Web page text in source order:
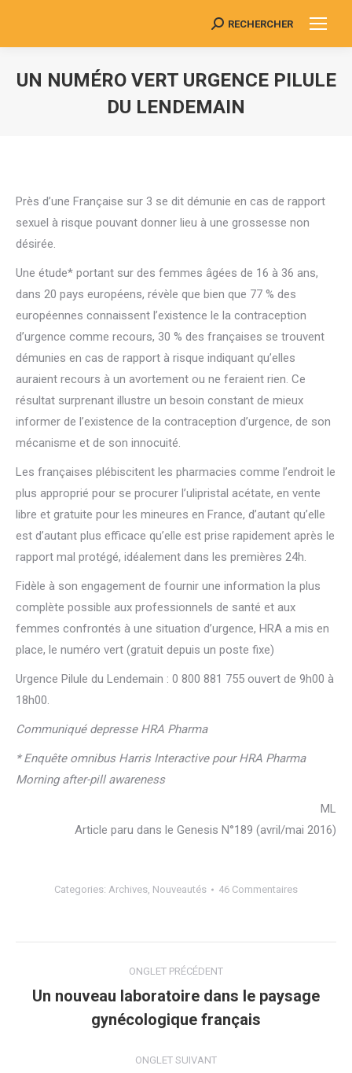
Search:
RECHERCHER
UN NUMÉRO VERT URGENCE PILULE
DU LENDEMAIN
Près d’une Française sur 3 se dit démunie en cas de rapport
sexuel à risque pouvant donner lieu à une grossesse non
désirée.
Une étude* portant sur des femmes âgées de 16 à 36 ans,
dans 20 pays européens, révèle que bien que 77 % des
européennes connaissent l’existence le la contraception
d’urgence comme recours, 30 % des françaises se trouvent
démunies en cas de rapport à risque indiquant qu’elles
auraient recours à un avortement ou ne feraient rien. Ce
résultat surprenant illustre un besoin constant de mieux
informer de l’existence de la contraception d’urgence, de son
mécanisme et de son innocuité.
Les françaises plébiscitent les pharmacies comme l’endroit le
plus approprié pour se procurer l’ulipristal acétate, en vente
libre et gratuite pour les mineures en France, d’autant qu’elle
est d’autant plus efficace qu’elle est prise rapidement après le
rapport mal protégé, idéalement dans les premières 24h.
Fidèle à son engagement de fournir une information la plus
complète possible aux professionnels de santé et aux
femmes confrontés à une situation d’urgence, HRA a mis en
place, le numéro vert (gratuit depuis un poste fixe)
Urgence Pilule du Lendemain : 0 800 881 755 ouvert de 9h00 à
18h00.
Communiqué depresse HRA Pharma
* Enquête omnibus Harris Interactive pour HRA Pharma
Morning after-pill awareness
ML
Article paru dans le Genesis N°189 (avril/mai 2016)
Categories: Archives, Nouveautés 46 Commentaires
Navigation
de
commentaire
ONGLET PRÉCÉDENT
précédent
Un nouveau laboratoire dans le paysage
gynécologique français
ONGLET SUIVANT